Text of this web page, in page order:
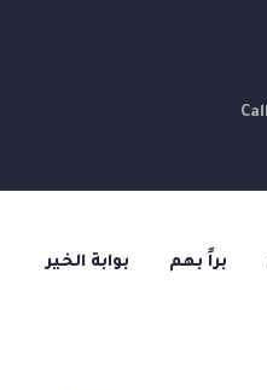
بوابة الخير براً بهم